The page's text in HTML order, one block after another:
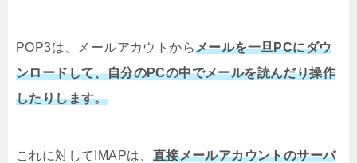
POP3は、メールアカウトからメールを一旦PCにダウ
ンロードして、自分のPCの中でメールを読んだり操作
したりします。
これに対してIMAPは、 直接メールアカウントのサーバ